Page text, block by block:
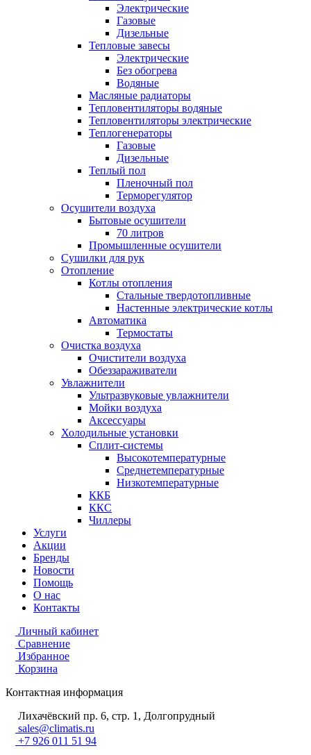
Электрические
Газовые
Дизельные
Тепловые завесы
Электрические
Без обогрева
Водяные
Масляные радиаторы
Тепловентиляторы водяные
Тепловентиляторы электрические
Теплогенераторы
Газовые
Дизельные
Теплый пол
Пленочный пол
Терморегулятор
Осушители воздуха
Бытовые осушители
70 литров
Промышленные осушители
Сушилки для рук
Отопление
Котлы отопления
Стальные твердотопливные
Настенные электрические котлы
Автоматика
Термостаты
Очистка воздуха
Очистители воздуха
Обеззараживатели
Увлажнители
Ультразвуковые увлажнители
Мойки воздуха
Аксессуары
Холодильные установки
Сплит-системы
Высокотемпературные
Среднетемпературные
Низкотемпературные
ККБ
ККС
Чиллеры
Услуги
Акции
Бренды
Новости
Помощь
О нас
Контакты
Личный кабинет
Сравнение
Избранное
Корзина
Контактная информация
Лихачёвский пр. 6, стр. 1, Долгопрудный
sales@climatis.ru
+7 926 011 51 94